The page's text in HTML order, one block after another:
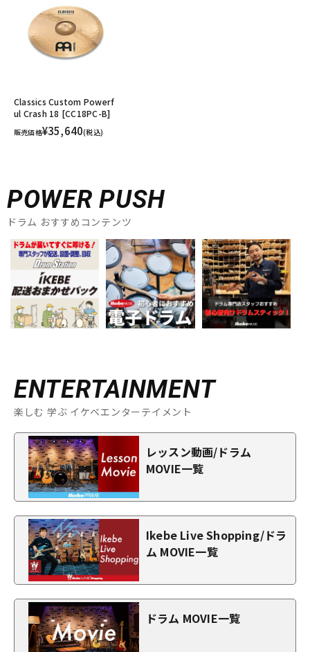
Classics Custom Powerf
ul Crash 18 [CC18PC-B]
販売価格¥35,640(税込)
POWER PUSH
ドラム おすすめコンテンツ
ENTERTAINMENT
楽しむ 学ぶ イケベエンターテイメント
レッスン動画/ドラム
MOVIE一覧
Ikebe Live Shopping/ドラ
ム MOVIE一覧
ドラム MOVIE一覧